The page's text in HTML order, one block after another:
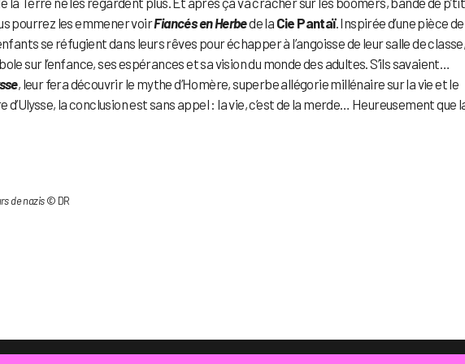
pourrez les emmener voirFiancés en Herbede la Cie Pantaï. Inspirée d’une pièce de
se réfugient dans leurs rêves pour échapper à l’angoisse de leur salle de classe,
sur l’enfance, ses espérances et sa vision du monde des adultes. S’ils savaient…
, leur fera découvrir le mythe d’Homère, superbe allégorie millénaire sur la vie et le
d’Ulysse, la conclusion est sans appel : la vie, c’est de la merde… Heureusement que
de nazis© DR